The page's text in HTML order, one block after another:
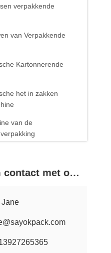
verpakkende
van Verpakkende
Kartonnerende
het in zakken
van de
met ons op
Jane